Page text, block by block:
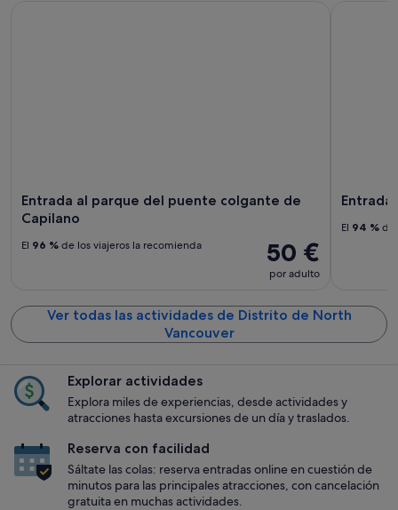
Entrada al parque del puente colgante de
Capilano
50 €
por adulto
El 96 % de los viajeros la recomienda
Entrada
El 94 % de
Ver todas las actividades de Distrito de North
Vancouver
Explorar actividades
Explora miles de experiencias, desde actividades y
atracciones hasta excursiones de un día y traslados.
Reserva con facilidad
Sáltate las colas: reserva entradas online en cuestión de
minutos para las principales atracciones, con cancelación
gratuita en muchas actividades.